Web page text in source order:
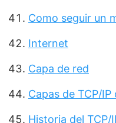
Como seguir un
Internet
Capa de red
Capas de TCP/
Historia del TCP/